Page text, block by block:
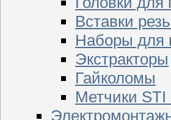
Вставки
Наборы для
Экстракторы
Гайколомы
Метчики STI